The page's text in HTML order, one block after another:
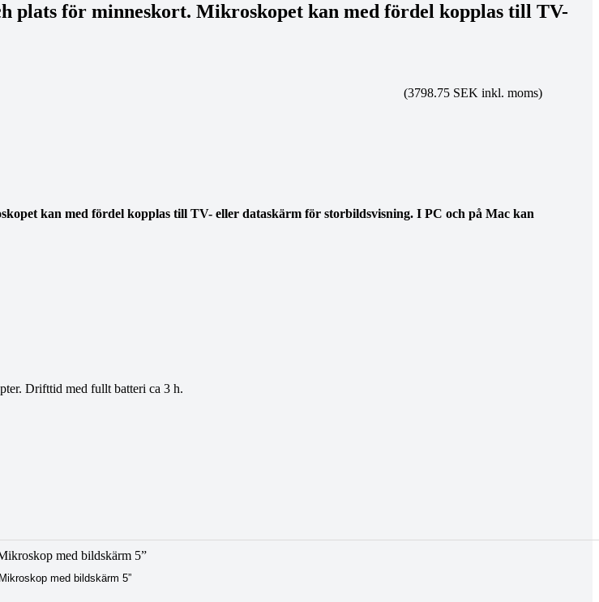
plats för minneskort. Mikroskopet kan med fördel kopplas till TV-
(3798.75 SEK inkl. moms)
kan med fördel kopplas till TV- eller dataskärm för storbildsvisning. I PC och på Mac kan
Drifttid med fullt batteri ca 3 h.
Mikroskop med bildskärm 5”